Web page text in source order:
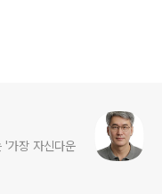
'가장 자신다운